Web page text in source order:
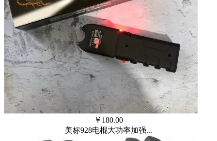
￥ 180.00
美标928电棍大功率加强...